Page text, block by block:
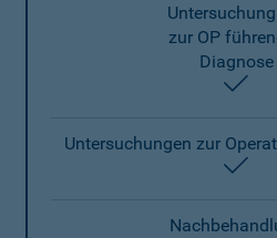
zur OP
Diagnose
Untersuchungen zur